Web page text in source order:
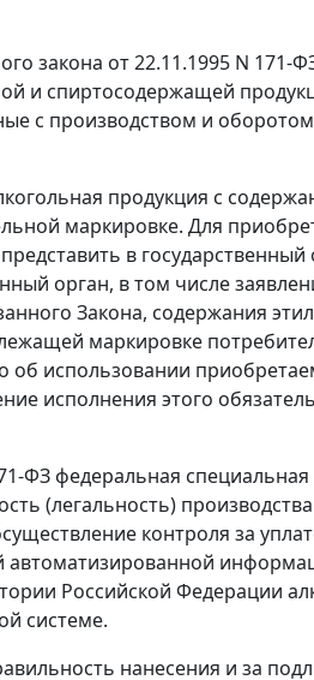
закона от 22.11.1995 N 171-
и спиртосодержащей
с производством и
продукция с
маркировке. Для
в
орган, в том числе
Закона, содержания
маркировке
использовании
исполнения этого
ФЗ федеральная
(легальность)
контроля за
автоматизированной
Российской Федерации
системе.
нанесения и за